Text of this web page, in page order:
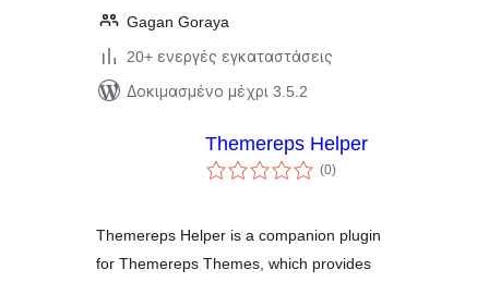
Gagan Goraya
20+ ενεργές εγκαταστάσεις
Δοκιμασμένο μέχρι 3.5.2
Themereps Helper
(0αξιολογήσεις
σύνολο
)
Themereps Helper is a companion plugin
for Themereps Themes, which provides